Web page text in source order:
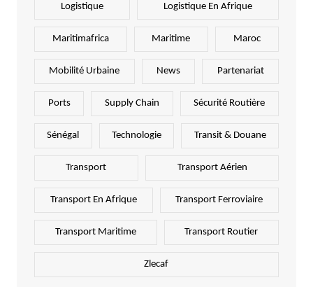
Logistique Logistique En Afrique
Maritimafrica Maritime Maroc
Mobilité Urbaine News Partenariat
Ports Supply Chain Sécurité Routière
Sénégal Technologie Transit & Douane
Transport Transport Aérien
Transport En Afrique Transport Ferroviaire
Transport Maritime Transport Routier
Zlecaf